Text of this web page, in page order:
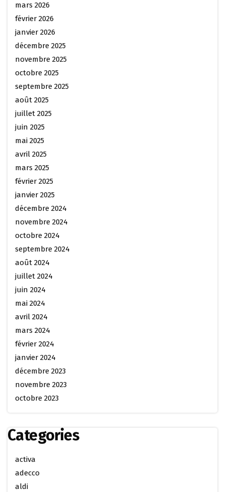
mars 2026
février 2026
janvier 2026
décembre 2025
novembre 2025
octobre 2025
septembre 2025
août 2025
juillet 2025
juin 2025
mai 2025
avril 2025
mars 2025
février 2025
janvier 2025
décembre 2024
novembre 2024
octobre 2024
septembre 2024
août 2024
juillet 2024
juin 2024
mai 2024
avril 2024
mars 2024
février 2024
janvier 2024
décembre 2023
novembre 2023
octobre 2023
Categories
activa
adecco
aldi